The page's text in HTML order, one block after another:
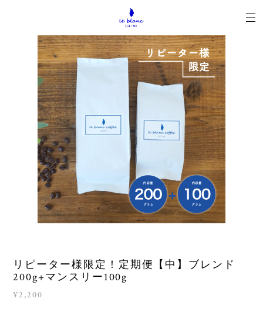
リピーター様限定！定期便【中】ブレンド
200g+マンスリー100g
¥2,200